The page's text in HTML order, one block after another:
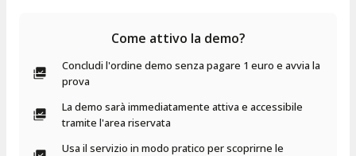
Come attivo la demo?
Concludi l'ordine demo senza pagare 1 euro e avvia la
prova​
La demo sarà immediatamente attiva e accessibile
tramite l'area riservata
Usa il servizio in modo pratico per scoprirne le